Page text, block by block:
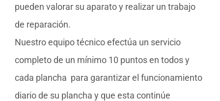
pueden valorar su aparato y realizar un trabajo
de reparación.
Nuestro equipo técnico efectúa un servicio
completo de un mínimo 10 puntos en todos y
cada plancha para garantizar el funcionamiento
diario de su plancha y que esta continúe